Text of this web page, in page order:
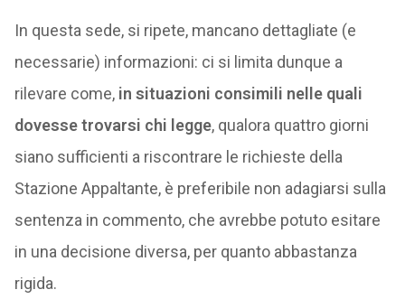
In questa sede, si ripete, mancano dettagliate (e
necessarie) informazioni: ci si limita dunque a
rilevare come, in situazioni consimili nelle quali
dovesse trovarsi chi legge, qualora quattro giorni
siano sufficienti a riscontrare le richieste della
Stazione Appaltante, è preferibile non adagiarsi sulla
sentenza in commento, che avrebbe potuto esitare
in una decisione diversa, per quanto abbastanza
rigida.